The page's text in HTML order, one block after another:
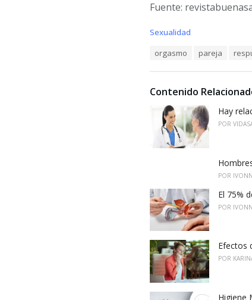
Fuente:
C
r
Sexualidad
:
orgasmo pareja
Contenido
Hay
POR
POR
El 75%
POR
Efectos
POR
Higiene